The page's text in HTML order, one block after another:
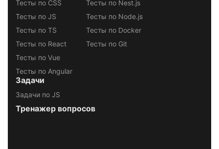
Тесты по CSS
Тесты по JS
Тесты по TS
Тесты по React
Тесты по Vue
Тесты по Angular
Тесты по Nest.js
Тесты по Node.js
Тесты по Docker
Тесты по Git
Задачи
Задачи по JS
Тренажер вопросов